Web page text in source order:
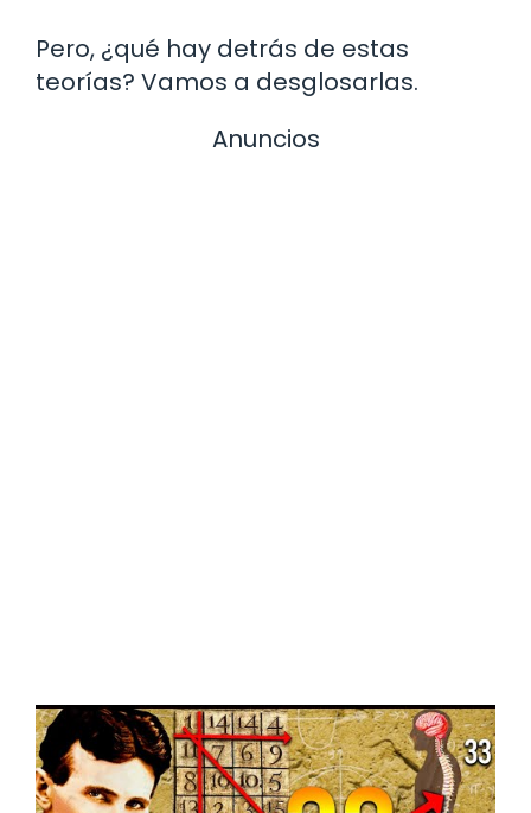
Pero, ¿qué hay detrás de estas
teorías? Vamos a desglosarlas.
Anuncios